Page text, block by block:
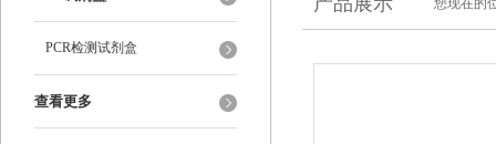
PCR检测试剂盒
查看更多
您现在的